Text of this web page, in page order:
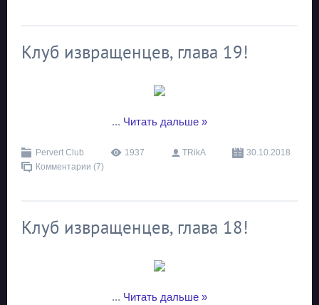
Клуб извращенцев, глава 19!
... Читать дальше »
Pervert Club 1937 TRikA
30.10.2018
Комментарии (7)
Клуб извращенцев, глава 18!
... Читать дальше »